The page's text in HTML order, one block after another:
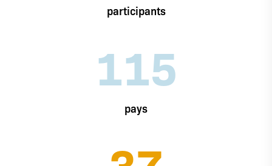
participants
115
pays